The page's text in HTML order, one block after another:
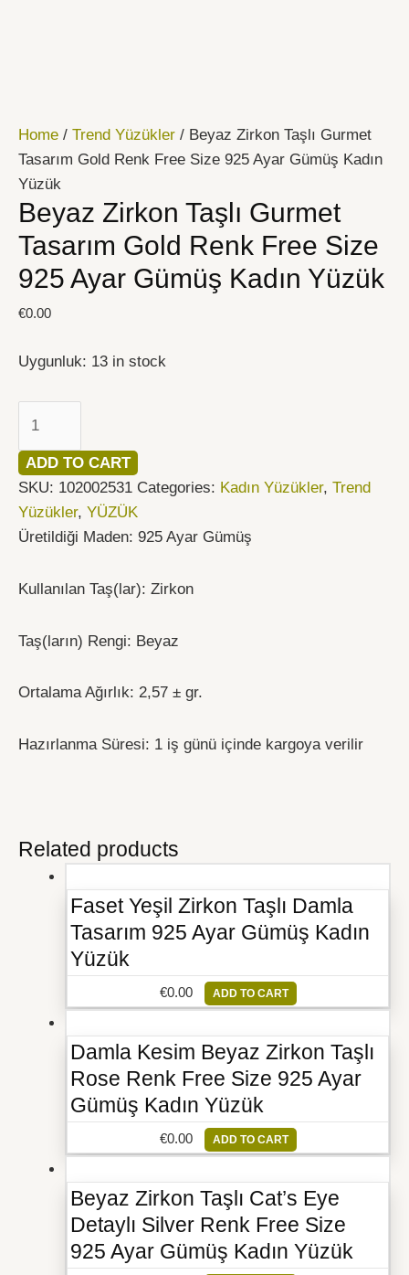
Home / Trend Yüzükler / Beyaz Zirkon Taşlı Gurmet
Tasarım Gold Renk Free Size 925 Ayar Gümüş Kadın
Yüzük
Beyaz Zirkon Taşlı Gurmet
Tasarım Gold Renk Free Size
925 Ayar Gümüş Kadın Yüzük
€0.00
Uygunluk: 13 in stock
Gold
Renk
Free
Size
925
Ayar
Gümüş
Kadın
quantity
ADD TO CART
SKU: 102002531 Categories: Kadın Yüzükler, Trend
Yüzükler, YÜZÜK
Üretildiği Maden: 925 Ayar Gümüş
Kullanılan Taş(lar): Zirkon
Taş(ların) Rengi: Beyaz
Ortalama Ağırlık: 2,57 ± gr.
Hazırlanma Süresi: 1 iş günü içinde kargoya verilir
Related products
Faset Yeşil Zirkon Taşlı Damla
Tasarım 925 Ayar Gümüş Kadın
Yüzük
€0.00 ADD TO CART
Damla Kesim Beyaz Zirkon Taşlı
Rose Renk Free Size 925 Ayar
Gümüş Kadın Yüzük
€0.00 ADD TO CART
Beyaz Zirkon Taşlı Cat’s Eye
Detaylı Silver Renk Free Size
925 Ayar Gümüş Kadın Yüzük